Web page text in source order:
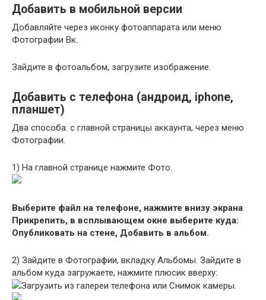
Добавить в мобильной версии
Добавляйте через иконку фотоаппарата или меню
Фотографии Вк.
Зайдите в фотоальбом, загрузите изображение.
Добавить с телефона (андроид, iphone,
планшет)
Два способа: с главной страницы аккаунта, через меню
Фотографии.
1) На главной странице нажмите Фото.
Выберите файл на телефоне, нажмите внизу экрана
Прикрепить, в всплывающем окне выберите куда:
Опубликовать на стене, Добавить в альбом.
2) Зайдите в Фотографии, вкладку Альбомы. Зайдите в
альбом куда загружаете, нажмите плюсик вверху:
Загрузить из галереи телефона или Снимок камеры.